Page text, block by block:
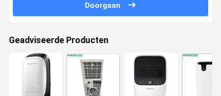
Doorgaan
Geadviseerde Producten